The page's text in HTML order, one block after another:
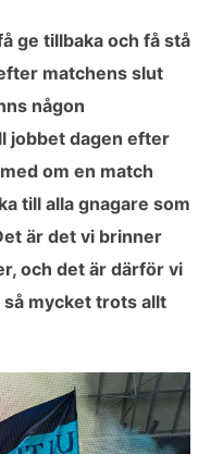
ge tillbaka och få stå
matchens slut
någon
jobbet dagen efter
om en match
till alla gnagare som
är det vi brinner
och det är därför vi
mycket trots allt